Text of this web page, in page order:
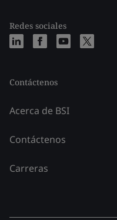
Redes sociales
Contáctenos
Acerca de BSI
Contáctenos
Carreras